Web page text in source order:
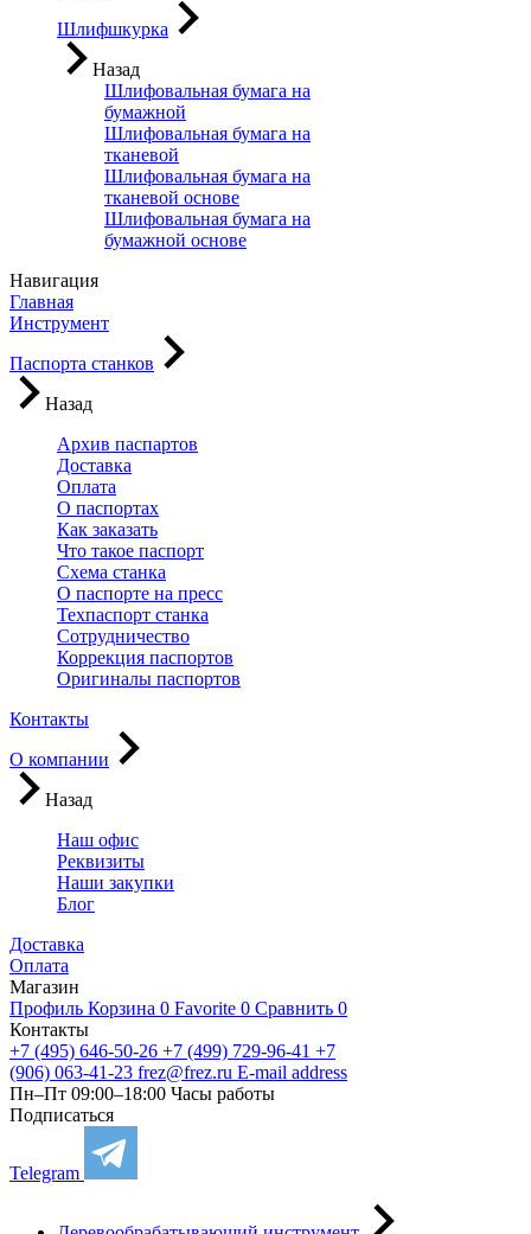
Шлифшкурка
Назад
Шлифовальная бумага на
бумажной
Шлифовальная бумага на
тканевой
Шлифовальная бумага на
тканевой основе
Шлифовальная бумага на
бумажной основе
Навигация
Главная
Инструмент
Паспорта станков
Назад
Архив паспартов
Доставка
Оплата
О паспортах
Как заказать
Что такое паспорт
Схема станка
О паспорте на пресс
Техпаспорт станка
Сотрудничество
Коррекция паспортов
Оригиналы паспортов
Контакты
О компании
Назад
Наш офис
Реквизиты
Наши закупки
Блог
Доставка
Оплата
Магазин
Профиль Корзина 0 Favorite 0 Сравнить 0
Контакты
+7 (495) 646-50-26 +7 (499) 729-96-41 +7
(906) 063-41-23 frez@frez.ru E-mail address
Пн–Пт 09:00–18:00 Часы работы
Подписаться
Telegram